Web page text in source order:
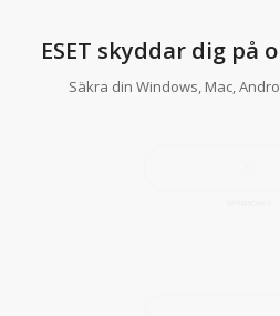
ESET skyddar dig
Säkra din Windows, Mac,